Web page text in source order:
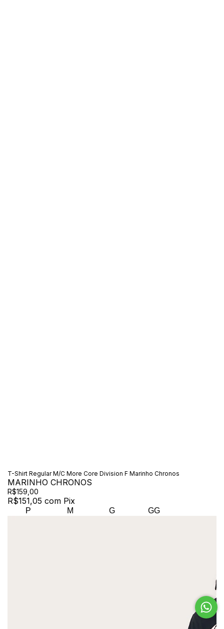
T-Shirt Regular M/C More Core Division F Marinho Chronos
MARINHO CHRONOS
R$159,00
R$151,05 com Pix
P M G GG